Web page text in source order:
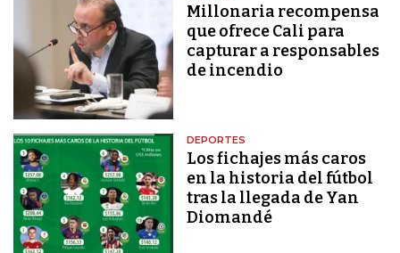
Millonaria recompensa
que ofrece Cali para
capturar a responsables
de incendio
DEPORTES
Los fichajes más caros
en la historia del fútbol
tras la llegada de Yan
Diomandé